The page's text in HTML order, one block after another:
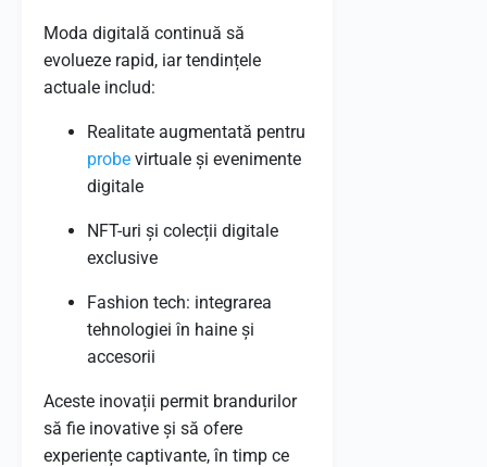
Moda digitală continuă să
evolueze rapid, iar tendințele
actuale includ:
Realitate augmentată pentru
probe virtuale și evenimente
digitale
NFT-uri și colecții digitale
exclusive
Fashion tech: integrarea
tehnologiei în haine și
accesorii
Aceste inovații permit brandurilor
să fie inovative și să ofere
experiențe captivante, în timp ce